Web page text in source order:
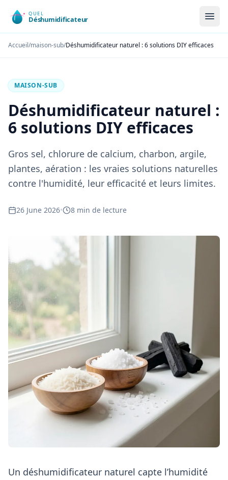
Accueil/maison-sub/Déshumidificateur naturel : 6 solutions DIY efficaces
MAISON-SUB
Déshumidificateur naturel :
6 solutions DIY efficaces
Gros sel, chlorure de calcium, charbon, argile,
plantes, aération : les vraies solutions naturelles
contre l'humidité, leur efficacité et leurs limites.
26 June 2026• 8 min de lecture
Un déshumidificateur naturel capte l’humidité